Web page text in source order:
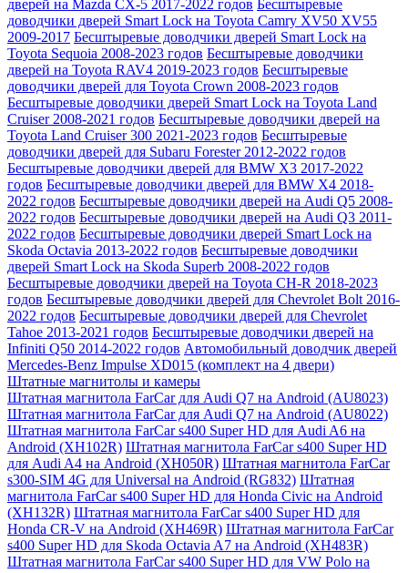
дверей на Mazda CX-5 2017-2022 годов Беcштыревые
доводчики дверей Smart Lock на Toyota Camry XV50 XV55
2009-2017 Беcштыревые доводчики дверей Smart Lock на
Toyota Sequoia 2008-2023 годов Беcштыревые доводчики
дверей на Toyota RAV4 2019-2023 годов Беcштыревые
доводчики дверей для Toyota Crown 2008-2023 годов
Беcштыревые доводчики дверей Smart Lock на Toyota Land
Cruiser 2008-2021 годов Беcштыревые доводчики дверей на
Toyota Land Cruiser 300 2021-2023 годов Беcштыревые
доводчики дверей для Subaru Forester 2012-2022 годов
Беcштыревые доводчики дверей для BMW X3 2017-2022
годов Беcштыревые доводчики дверей для BMW X4 2018-
2022 годов Беcштыревые доводчики дверей на Audi Q5 2008-
2022 годов Беcштыревые доводчики дверей на Audi Q3 2011-
2022 годов Беcштыревые доводчики дверей Smart Lock на
Skoda Octavia 2013-2022 годов Беcштыревые доводчики
дверей Smart Lock на Skoda Superb 2008-2022 годов
Беcштыревые доводчики дверей на Toyota CH-R 2018-2023
годов Беcштыревые доводчики дверей для Chevrolet Bolt 2016-
2022 годов Беcштыревые доводчики дверей для Chevrolet
Tahoe 2013-2021 годов Беcштыревые доводчики дверей на
Infiniti Q50 2014-2022 годов Автомобильный доводчик дверей
Mercedes-Benz Impulse XD015 (комплект на 4 двери)
Штатные магнитолы и камеры
Штатная магнитола FarCar для Audi Q7 на Android (AU8023)
Штатная магнитола FarCar для Audi Q7 на Android (AU8022)
Штатная магнитола FarCar s400 Super HD для Audi A6 на
Android (XH102R) Штатная магнитола FarCar s400 Super HD
для Audi A4 на Android (XH050R) Штатная магнитола FarCar
s300-SIM 4G для Universal на Android (RG832) Штатная
магнитола FarCar s400 Super HD для Honda Civic на Android
(XH132R) Штатная магнитола FarCar s400 Super HD для
Honda CR-V на Android (XH469R) Штатная магнитола FarCar
s400 Super HD для Skoda Octavia A7 на Android (XH483R)
Штатная магнитола FarCar s400 Super HD для VW Polo на